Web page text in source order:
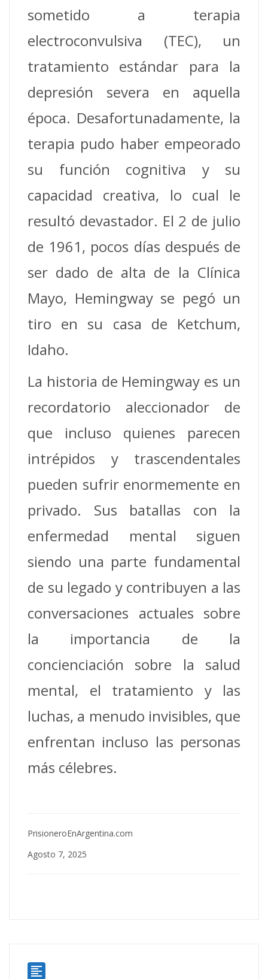
sometido a terapia
electroconvulsiva (TEC), un
tratamiento estándar para la
depresión severa en aquella
época. Desafortunadamente, la
terapia pudo haber empeorado
su función cognitiva y su
capacidad creativa, lo cual le
resultó devastador. El 2 de julio
de 1961, pocos días después de
ser dado de alta de la Clínica
Mayo, Hemingway se pegó un
tiro en su casa de Ketchum,
Idaho.
La historia de Hemingway es un
recordatorio aleccionador de
que incluso quienes parecen
intrépidos y trascendentales
pueden sufrir enormemente en
privado. Sus batallas con la
enfermedad mental siguen
siendo una parte fundamental
de su legado y contribuyen a las
conversaciones actuales sobre
la importancia de la
concienciación sobre la salud
mental, el tratamiento y las
luchas, a menudo invisibles, que
enfrentan incluso las personas
más célebres.
PrisioneroEnArgentina.com
Agosto 7, 2025
